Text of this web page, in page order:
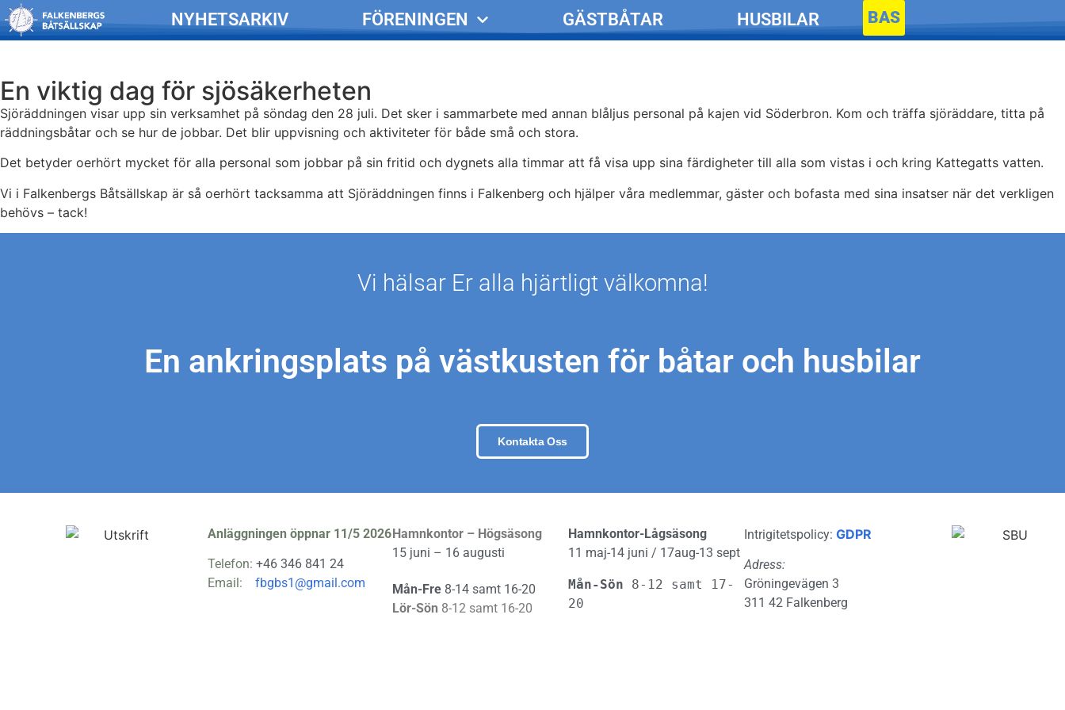
NYHETSARKIV FÖRENINGEN GÄSTBÅTAR HUSBILAR BAS
En viktig dag för sjösäkerheten
Sjöräddningen visar upp sin verksamhet på söndag den 28 juli. Det sker i sammarbete med annan blåljus personal på kajen vid Söderbron. Kom och träffa sjöräddare, titta på
räddningsbåtar och se hur de jobbar. Det blir uppvisning och aktiviteter för både små och stora.
Det betyder oerhört mycket för alla personal som jobbar på sin fritid och dygnets alla timmar att få visa upp sina färdigheter till alla som vistas i och kring Kattegatts vatten.
Vi i Falkenbergs Båtsällskap är så oerhört tacksamma att Sjöräddningen finns i Falkenberg och hjälper våra medlemmar, gäster och bofasta med sina insatser när det verkligen
behövs – tack!
Vi hälsar Er alla hjärtligt välkomna!
En ankringsplats på västkusten för båtar och husbilar
Kontakta Oss
Anläggningen öppnar 11/5 2026
Telefon:+46 346 841 24
Email:fbgbs1@gmail.com
Hamnkontor – Högsäsong
15 juni – 16 augusti
Mån-Fre8-14 samt 16-20
Lör-Sön 8-12 samt 16-20
Hamnkontor-Lågsäsong
11 maj-14 juni / 17aug-13 sept
Mån-Sön 8-12 samt 17-
20
Intrigitetspolicy:GDPR
Adress:
Gröningevägen 3
311 42 Falkenberg